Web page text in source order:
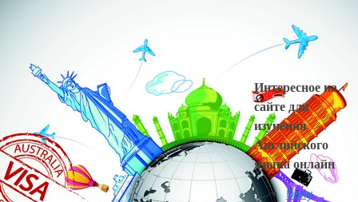
Интересное на
сайте для
изучения
Английского
языка онлайн
Daily